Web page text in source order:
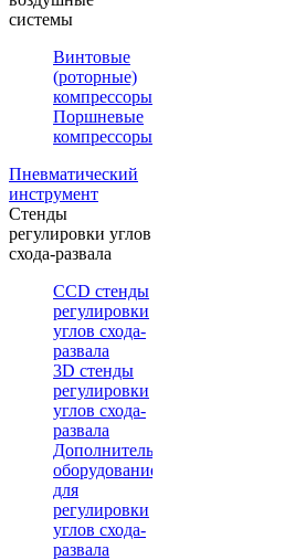
системы
Винтовые
(роторные)
компрессоры
Поршневые
компрессоры
Пневматический
инструмент
Стенды
регулировки углов
схода-развала
CCD стенды
регулировки
углов схода-
развала
3D стенды
регулировки
углов схода-
развала
Дополнительное
оборудование
для
регулировки
углов схода-
развала